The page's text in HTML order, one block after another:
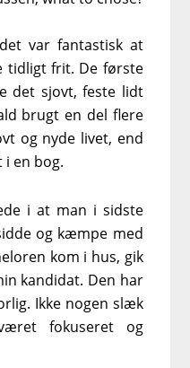
var fantastisk at
tidligt frit. De første
det sjovt, feste lidt
brugt en del flere
og nyde livet, end
i en bog.
i at man i sidste
og kæmpe med
kom i hus, gik
kandidat. Den har
Ikke nogen slæk
fokuseret og